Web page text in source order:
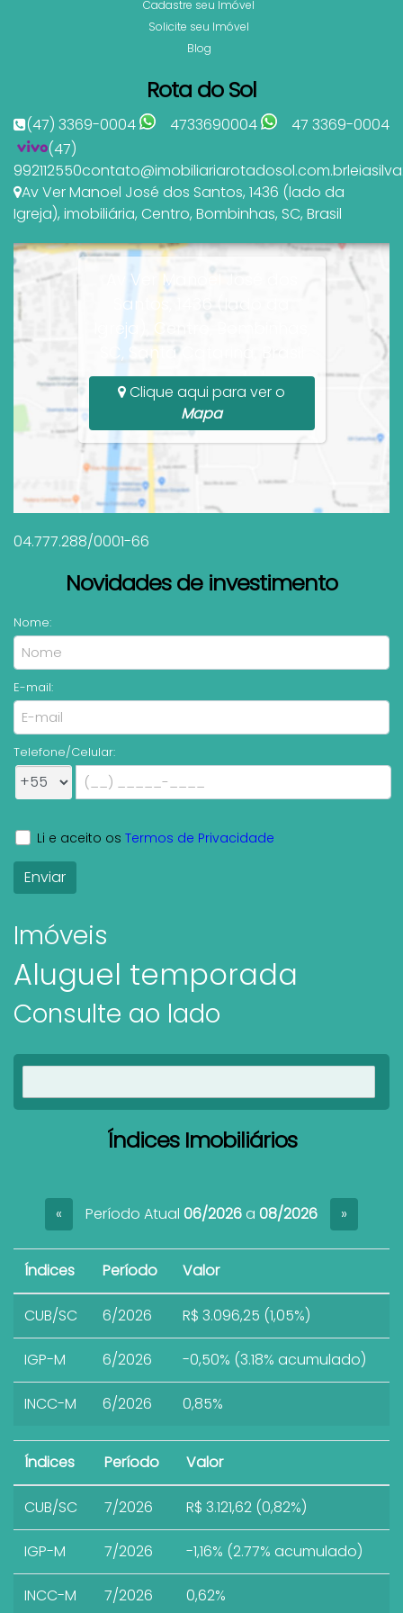
Cadastre seu Imóvel
Solicite seu Imóvel
Blog
Rota do Sol
(47) 3369-0004 4733690004
47 3369-0004
(47)
992112550contato@imobiliariarotadosol.com.br
Av Ver Manoel José dos Santos, 1436 (lado da
Igreja), imobiliária, Centro, Bombinhas, SC, Brasil
Av Ver Manoel José dos
Santos, 1436 (lado da
Igreja), Centro, Bombinhas,
SC, Santa Catarina, Brasil
Clique aqui para ver o
Mapa
04.777.288/0001-66
Novidades de investimento
Nome:
E-mail:
Telefone/Celular:
Li e aceito os Termos de Privacidade
Imóveis
Aluguel temporada
Consulte ao lado
Índices Imobiliários
« Período Atual 06/2026a 08/2026 »
Índices Período Valor
CUB/SC 6/2026 R$ 3.096,25 (1,05%)
IGP-M 6/2026 -0,50% (3.18% acumulado)
INCC-M 6/2026 0,85%
Índices Período Valor
CUB/SC 7/2026 R$ 3.121,62 (0,82%)
IGP-M 7/2026 -1,16% (2.77% acumulado)
INCC-M 7/2026 0,62%